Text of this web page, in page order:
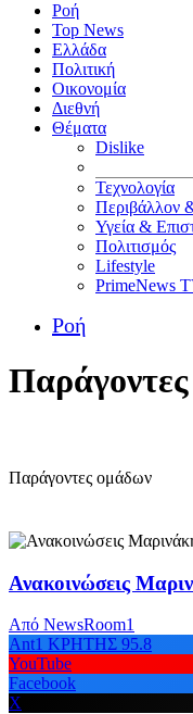
Ροή
Top News
Ελλάδα
Πολιτική
Οικονομία
Διεθνή
Θέματα
Dislike
Τεχνολογία
Περιβάλλον
Υγεία &
Πολιτισμός
Lifestyle
PrimeNews
Ροή
Παράγοντες ομάδων
Ανακοινώσεις
Από NewsRoom1
Ant1 ΚΡΗΤΗΣ 95.8
YouTube
Facebook
X